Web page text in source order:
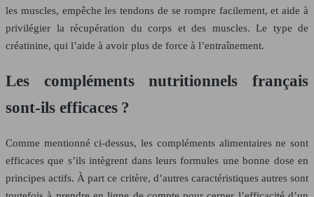
les muscles, empêche les tendons de se rompre facilement, et aide à
privilégier la récupération du corps et des muscles. Le type de
créatinine, qui l’aide à avoir plus de force à l’entraînement.
Les compléments nutritionnels français
sont-ils efficaces ?
Comme mentionné ci-dessus, les compléments alimentaires ne sont
efficaces que s’ils intègrent dans leurs formules une bonne dose en
principes actifs. À part ce critère, d’autres caractéristiques autres sont